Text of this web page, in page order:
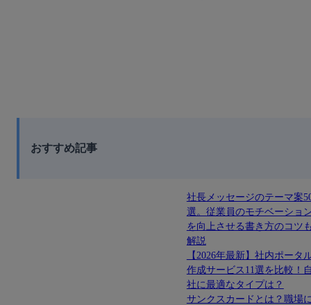
おすすめ記事
社長メッセージのテーマ案
選。従業員のモチベーショ
を向上させる書き方のコツ
解説
【2026年最新】社内ポータ
作成サービス11選を比較！
社に最適なタイプは？
サンクスカードとは？職場